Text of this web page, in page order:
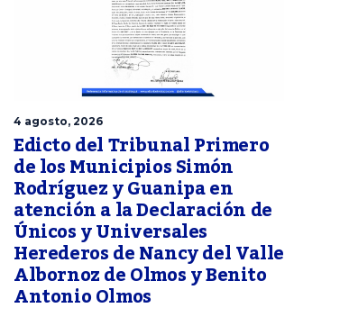
4 agosto, 2026
Edicto del Tribunal Primero
de los Municipios Simón
Rodríguez y Guanipa en
atención a la Declaración de
Únicos y Universales
Herederos de Nancy del Valle
Albornoz de Olmos y Benito
Antonio Olmos